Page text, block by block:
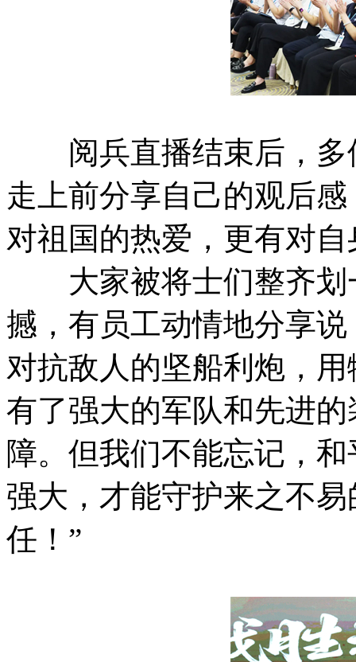
阅兵直播结束后，多
走上前分享自己的观后
对祖国的热爱，更有对
大家被将士们整齐划
撼，有员工动情地分享
对抗敌人的坚船利炮，
有了强大的军队和先进
障。但我们不能忘记，
强大，才能守护来之不
任！”